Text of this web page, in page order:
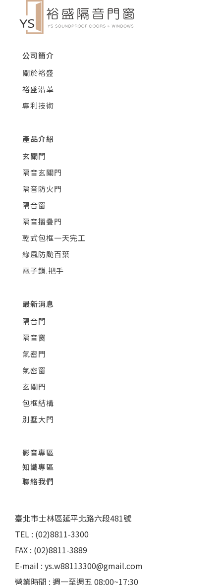
公司簡介
關於裕盛
裕盛沿革
專利技術
產品介紹
玄關門
隔音玄關門
隔音防火門
隔音窗
隔音摺疊門
乾式包框一天完工
綠風防颱百葉
電子鎖.把手
最新消息
隔音門
隔音窗
氣密門
氣密窗
玄關門
包框結構
別墅大門
影音專區
知識專區
聯絡我們
臺北市士林區延平北路六段481號
TEL : (02)8811-3300
FAX : (02)8811-3889
E-mail : ys.w88113300@gmail.com
營業時間 : 週一至週五 08:00~17:30